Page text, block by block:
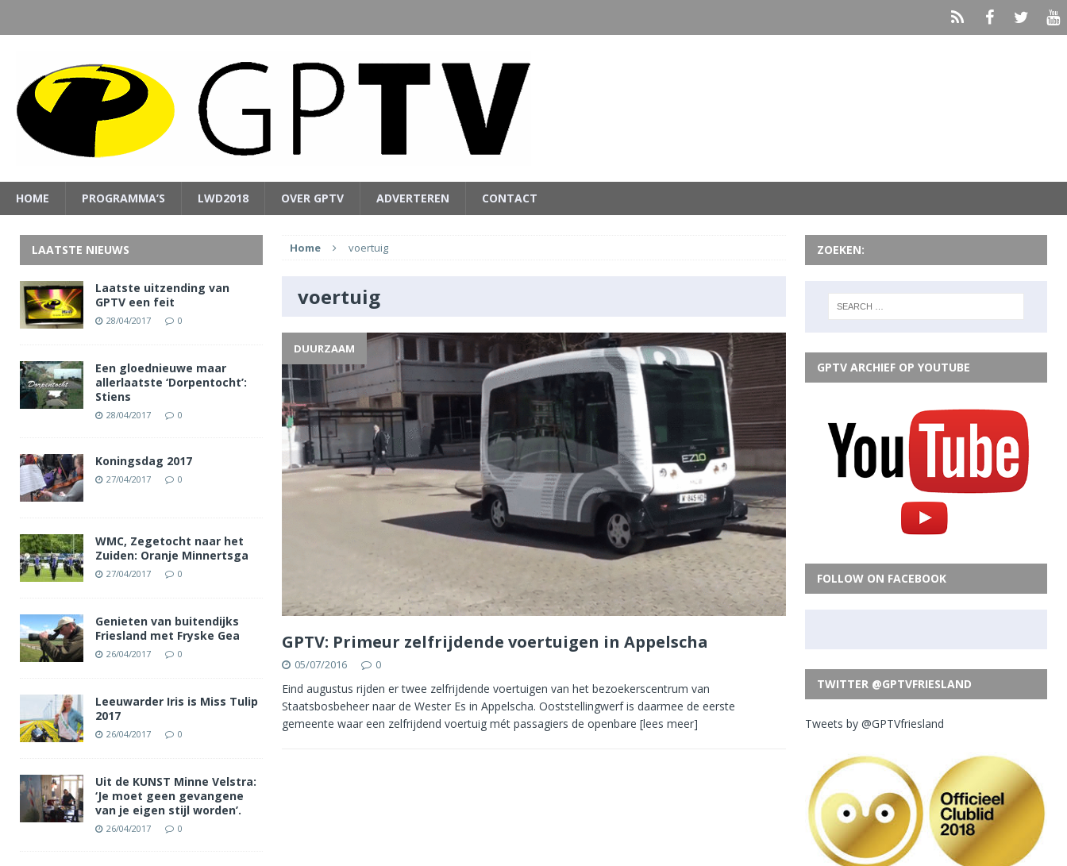
HOME PROGRAMMA’S LWD2018 OVER GPTV ADVERTEREN CONTACT
Home voertuig
voertuig
DUURZAAM
GPTV: Primeur zelfrijdende voertuigen in Appelscha
05/07/2016 0
Eind augustus rijden er twee zelfrijdende voertuigen van het bezoekerscentrum van
Staatsbosbeheer naar de Wester Es in Appelscha. Ooststellingwerf is daarmee de eerste
gemeente waar een zelfrijdend voertuig mét passagiers de openbare [lees meer]
LAATSTE NIEUWS
Laatste uitzending van
GPTV een feit
28/04/2017 0
Een gloednieuwe maar
allerlaatste ‘Dorpentocht’:
Stiens
28/04/2017 0
Koningsdag 2017
27/04/2017 0
WMC, Zegetocht naar het
Zuiden: Oranje Minnertsga
27/04/2017 0
Genieten van buitendijks
Friesland met Fryske Gea
26/04/2017 0
Leeuwarder Iris is Miss Tulip
2017
26/04/2017 0
Uit de KUNST Minne Velstra:
‘Je moet geen gevangene
van je eigen stijl worden’.
26/04/2017 0
ZOEKEN:
GPTV ARCHIEF OP YOUTUBE
FOLLOW ON FACEBOOK
TWITTER @GPTVFRIESLAND
Tweets by @GPTVfriesland